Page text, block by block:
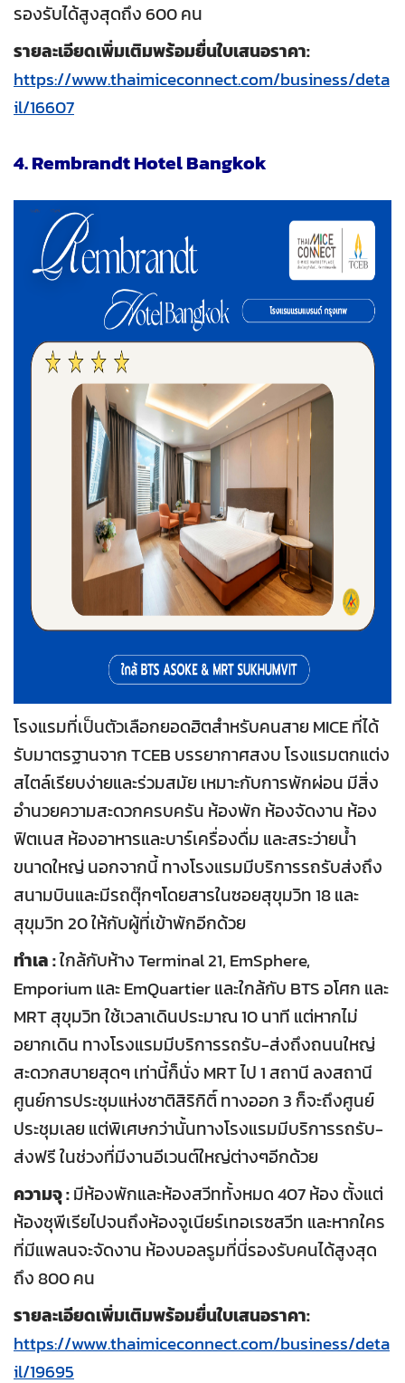
รองรับได้สูงสุดถึง 600 คน
รายละเอียดเพิ่มเติมพร้อมยื่นใบเสนอราคา:
https://www.thaimiceconnect.com/business/deta
il/16607
4. Rembrandt Hotel Bangkok
โรงแรมที่เป็นตัวเลือกยอดฮิตสำหรับคนสาย MICE ที่ได้
รับมาตรฐานจาก TCEB บรรยากาศสงบ โรงแรมตกแต่ง
สไตล์เรียบง่ายและร่วมสมัย เหมาะกับการพักผ่อน มีสิ่ง
อำนวยความสะดวกครบครัน ห้องพัก ห้องจัดงาน ห้อง
ฟิตเนส ห้องอาหารและบาร์เครื่องดื่ม และสระว่ายน้ำ
ขนาดใหญ่ นอกจากนี้ ทางโรงแรมมีบริการรถรับส่งถึง
สนามบินและมีรถตุ๊กๆโดยสารในซอยสุขุมวิท 18 และ
สุขุมวิท 20 ให้กับผู้ที่เข้าพักอีกด้วย
ทำเล :ใกล้กับห้าง Terminal 21, EmSphere,
Emporium และ EmQuartier และใกล้กับ BTS อโศก และ
MRT สุขุมวิท ใช้เวลาเดินประมาณ 10 นาที แต่หากไม่
อยากเดิน ทางโรงแรมมีบริการรถรับ-ส่งถึงถนนใหญ่
สะดวกสบายสุดๆ เท่านี้ก็นั่ง MRT ไป 1 สถานี ลงสถานี
ศูนย์การประชุมแห่งชาติสิริกิติ์ ทางออก 3 ก็จะถึงศูนย์
ประชุมเลย แต่พิเศษกว่านั้นทางโรงแรมมีบริการรถรับ-
ส่งฟรี ในช่วงที่มีงานอีเวนต์ใหญ่ต่างๆอีกด้วย
ความจุ :มีห้องพักและห้องสวีททั้งหมด 407 ห้อง ตั้งแต่
ห้องซุพีเรียไปจนถึงห้องจูเนียร์เทอเรซสวีท และหากใคร
ที่มีแพลนจะจัดงาน ห้องบอลรูมที่นี่รองรับคนได้สูงสุด
ถึง 800 คน
รายละเอียดเพิ่มเติมพร้อมยื่นใบเสนอราคา:
https://www.thaimiceconnect.com/business/deta
il/19695